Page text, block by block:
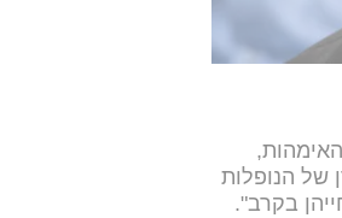
של הנופלות
בקרב".